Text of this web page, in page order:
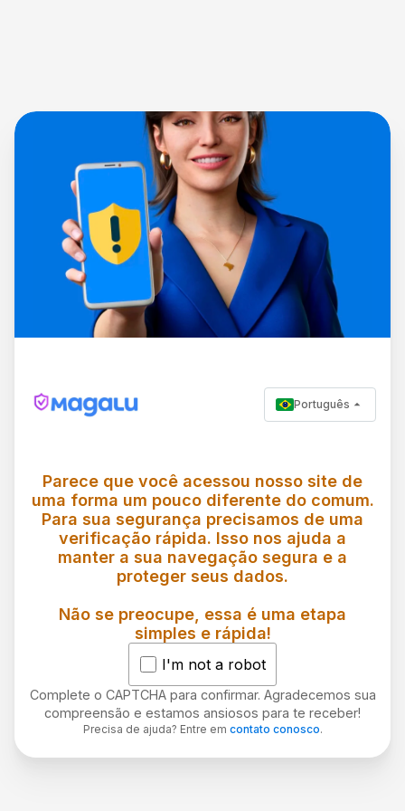
Português
Parece que você acessou nosso site de
uma forma um pouco diferente do comum.
Para sua segurança precisamos de uma
verificação rápida. Isso nos ajuda a
manter a sua navegação segura e a
proteger seus dados.
Não se preocupe, essa é uma etapa
simples e rápida!
I'm not a robot
Complete o CAPTCHA para confirmar. Agradecemos sua
compreensão e estamos ansiosos para te receber!
Precisa de ajuda? Entre em contato conosco.